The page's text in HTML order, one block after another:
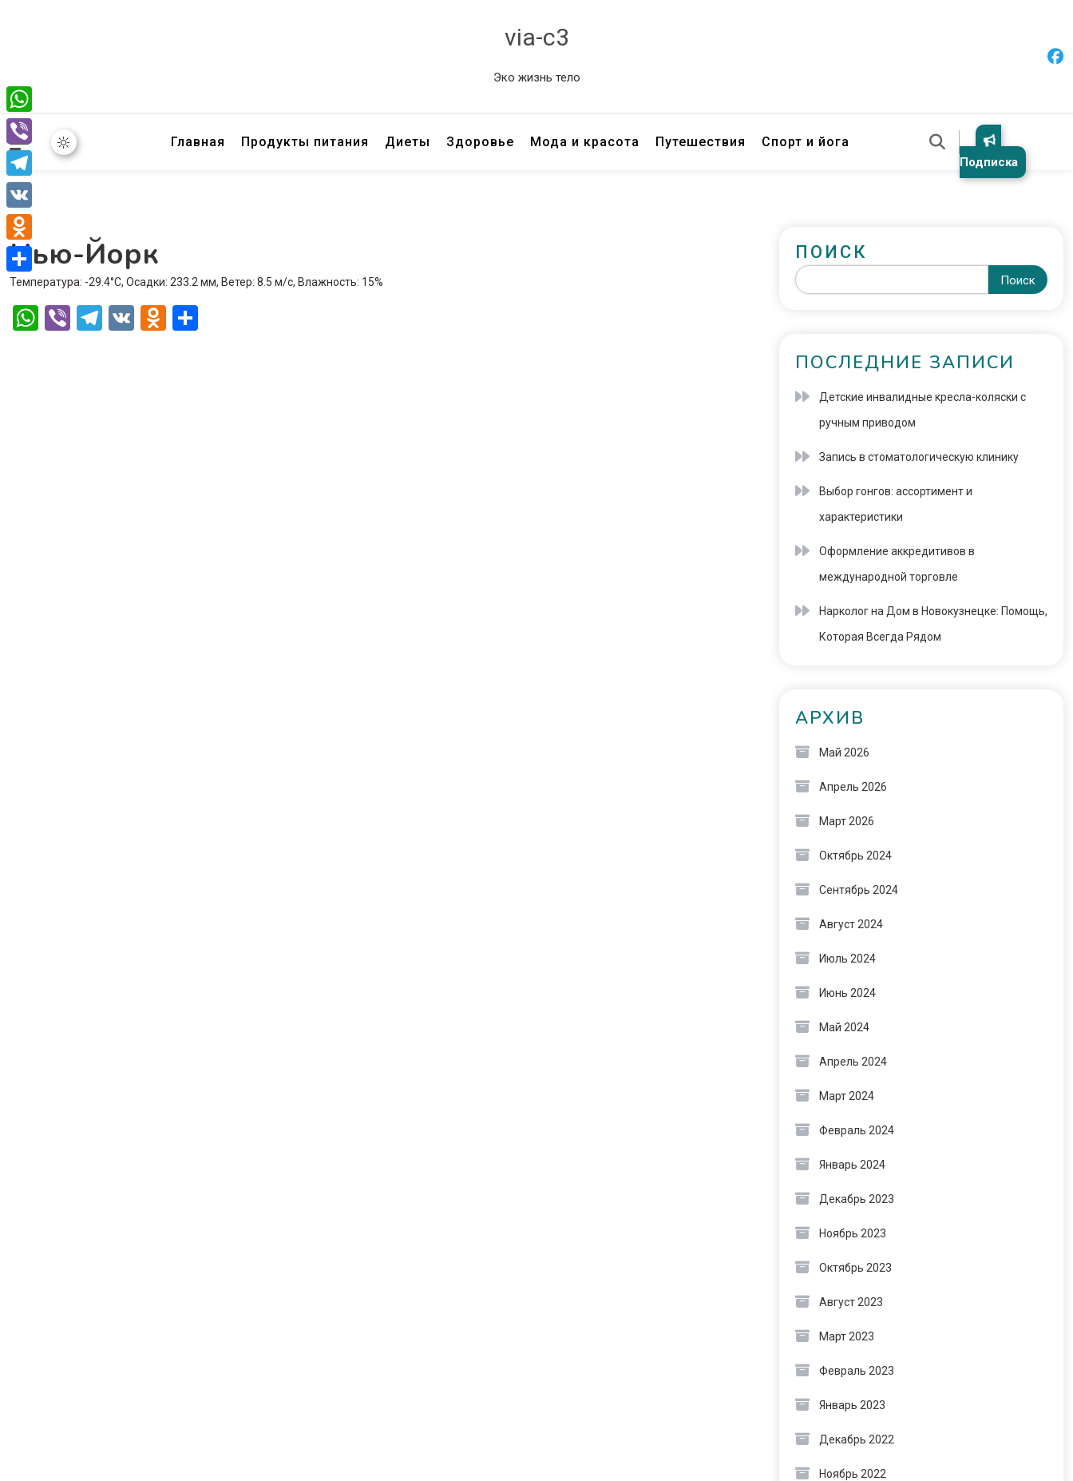
via-c3
Эко жизнь тело
Главная Продукты питания Диеты Здоровье Мода и красота Путешествия Спорт и йога
Подписка
Нью-Йорк
Температура: -29.4°C, Осадки: 233.2 мм, Ветер: 8.5 м/с, Влажность: 15%
WhatsApp
ViberTelegram
VK Odnoklassniki
ПОИСК
Поиск
ПОСЛЕДНИЕ ЗАПИСИ
Детские инвалидные кресла-коляски с
ручным приводом
Запись в стоматологическую клинику
Выбор гонгов: ассортимент и
характеристики
Оформление аккредитивов в
международной торговле
Нарколог на Дом в Новокузнецке: Помощь,
Которая Всегда Рядом
АРХИВ
Май 2026
Апрель 2026
Март 2026
Октябрь 2024
Сентябрь 2024
Август 2024
Июль 2024
Июнь 2024
Май 2024
Апрель 2024
Март 2024
Февраль 2024
Январь 2024
Декабрь 2023
Ноябрь 2023
Октябрь 2023
Август 2023
Март 2023
Февраль 2023
Январь 2023
Декабрь 2022
Ноябрь 2022
WhatsApp
Viber
Telegram
VK
Odnoklassniki
Отправить